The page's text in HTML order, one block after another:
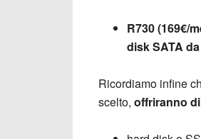
R730 (169€/
disk SATA
Ricordiamo infine
scelto, offriranno